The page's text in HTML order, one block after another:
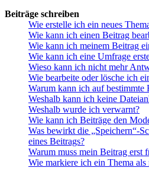
Beiträge schreiben
Wie erstelle ich ein neues
Wie kann ich einen Beitrag
Wie kann ich meinem Beitrag
Wie kann ich eine Umfrage
Wieso kann ich nicht mehr
Wie bearbeite oder lösche ich
Warum kann ich auf bestimmte
Weshalb kann ich keine
Weshalb wurde ich verwarnt?
Wie kann ich Beiträge den
Was bewirkt die „Speichern“-
eines Beitrags?
Warum muss mein Beitrag erst
Wie markiere ich ein Thema als